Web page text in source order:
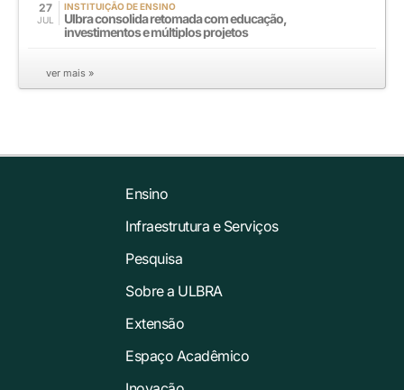
27
JUL
INSTITUIÇÃO DE ENSINO
Ulbra consolida retomada com educação,
investimentos e múltiplos projetos
ver mais »
Ensino
Infraestrutura e Serviços
Pesquisa
Sobre a ULBRA
Extensão
Espaço Acadêmico